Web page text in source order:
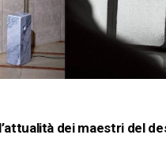
dei maestri del